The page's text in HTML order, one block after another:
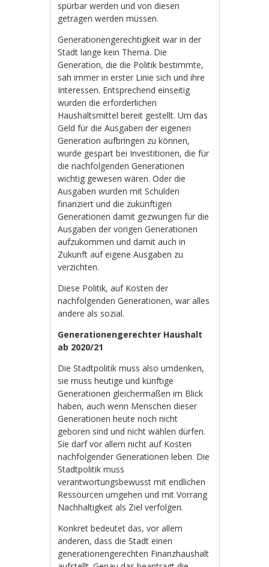
spürbar werden und von diesen
getragen werden müssen.
Generationengerechtigkeit war in der
Stadt lange kein Thema. Die
Generation, die die Politik bestimmte,
sah immer in erster Linie sich und ihre
Interessen. Entsprechend einseitig
wurden die erforderlichen
Haushaltsmittel bereit gestellt. Um das
Geld für die Ausgaben der eigenen
Generation aufbringen zu können,
wurde gespart bei Investitionen, die für
die nachfolgenden Generationen
wichtig gewesen wären. Oder die
Ausgaben wurden mit Schulden
finanziert und die zukünftigen
Generationen damit gezwungen für die
Ausgaben der vorigen Generationen
aufzukommen und damit auch in
Zukunft auf eigene Ausgaben zu
verzichten.
Diese Politik, auf Kosten der
nachfolgenden Generationen, war alles
andere als sozial.
Generationengerechter Haushalt
ab 2020/21
Die Stadtpolitik muss also umdenken,
sie muss heutige und künftige
Generationen gleichermaßen im Blick
haben, auch wenn Menschen dieser
Generationen heute noch nicht
geboren sind und nicht wählen dürfen.
Sie darf vor allem nicht auf Kosten
nachfolgender Generationen leben. Die
Stadtpolitik muss
verantwortungsbewusst mit endlichen
Ressourcen umgehen und mit Vorrang
Nachhaltigkeit als Ziel verfolgen.
Konkret bedeutet das, vor allem
anderen, dass die Stadt einen
generationengerechten Finanzhaushalt